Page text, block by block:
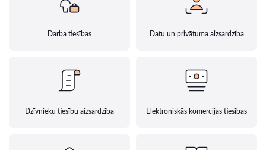
Darba tiesības Datu un privātuma aizsardzība
Dzīvnieku tiesību aizsardzība Elektroniskās komercijas tiesības